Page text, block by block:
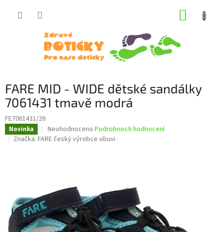
FARE MID - WIDE dětské sandálky
7061431 tmavě modrá
FE7061431/26
Novinka
Průměrné
hodnocení
hvězdiček.
Neohodnoceno Podrobnosti hodnocení
Značka: FARE český výrobce obuvi